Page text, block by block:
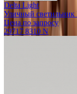
Delta Light
Уличный светильник
Цена по запросу
29717 8310 N